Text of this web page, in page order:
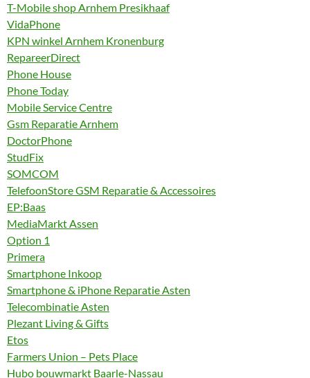
T-Mobile shop Arnhem Presikhaaf
VidaPhone
KPN winkel Arnhem Kronenburg
RepareerDirect
Phone House
Phone Today
Mobile Service Centre
Gsm Reparatie Arnhem
DoctorPhone
StudFix
SOMCOM
TelefoonStore GSM Reparatie & Accessoires
EP:Baas
MediaMarkt Assen
Option 1
Primera
Smartphone Inkoop
Smartphone & iPhone Reparatie Asten
Telecombinatie Asten
Plezant Living & Gifts
Etos
Farmers Union – Pets Place
Hubo bouwmarkt Baarle-Nassau